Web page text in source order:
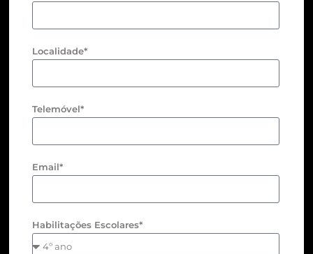
Localidade*
Telemóvel*
Email*
Habilitações Escolares*